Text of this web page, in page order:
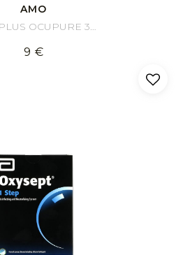
AMO
LENS PLUS OCUPURE 360 ml
9 €